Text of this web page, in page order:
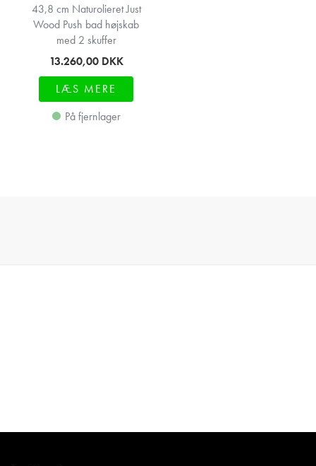
43,8 cm Naturolieret Just
Wood Push bad højskab
med 2 skuffer
13.260,00 DKK
LÆS MERE
På fjernlager